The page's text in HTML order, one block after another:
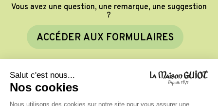
Vous avez une question, une remarque, une suggestion
?
ACCÉDER AUX FORMULAIRES
©2026